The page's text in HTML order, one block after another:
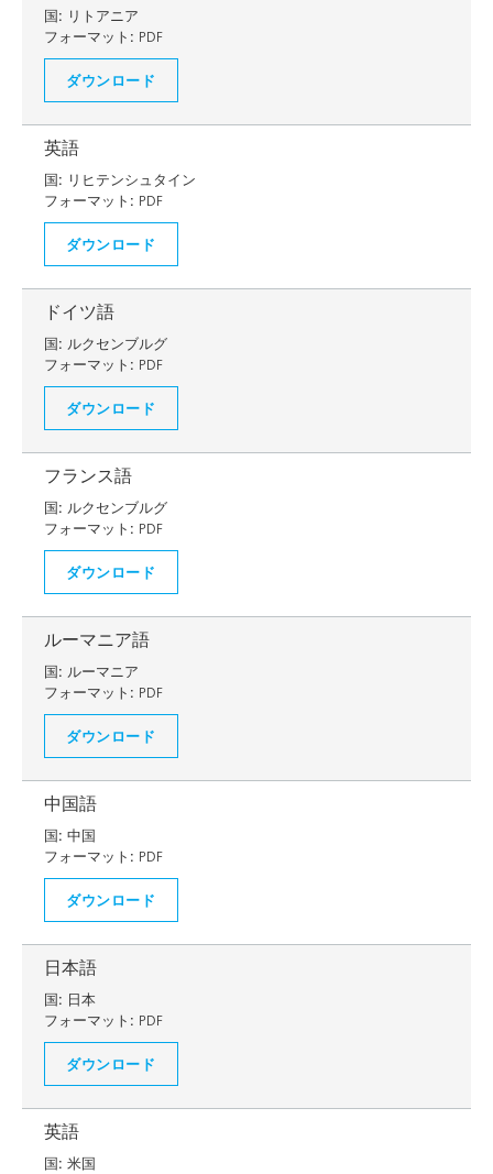
国: リトアニア
フォーマット: PDF
ダウンロード
英語
国: リヒテンシュタイン
フォーマット: PDF
ダウンロード
ドイツ語
国: ルクセンブルグ
フォーマット: PDF
ダウンロード
フランス語
国: ルクセンブルグ
フォーマット: PDF
ダウンロード
ルーマニア語
国: ルーマニア
フォーマット: PDF
ダウンロード
中国語
国: 中国
フォーマット: PDF
ダウンロード
日本語
国: 日本
フォーマット: PDF
ダウンロード
英語
国: 米国